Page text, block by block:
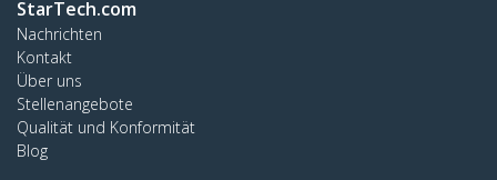
StarTech.com
Nachrichten
Kontakt
Über uns
Stellenangebote
Qualität und Konformität
Blog